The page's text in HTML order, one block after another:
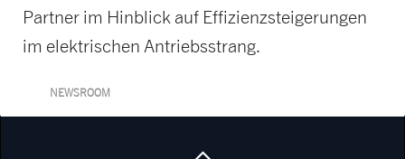
Partner im Hinblick auf Effizienzsteigerungen
im elektrischen Antriebsstrang.
NEWSROOM